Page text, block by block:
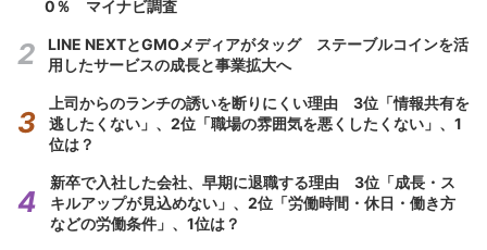
0％ マイナビ調査
LINE NEXTとGMOメディアがタッグ ステーブルコインを活
用したサービスの成長と事業拡大へ
上司からのランチの誘いを断りにくい理由 3位「情報共有を
逃したくない」、2位「職場の雰囲気を悪くしたくない」、1
位は？
新卒で入社した会社、早期に退職する理由 3位「成長・ス
キルアップが見込めない」、2位「労働時間・休日・働き方
などの労働条件」、1位は？